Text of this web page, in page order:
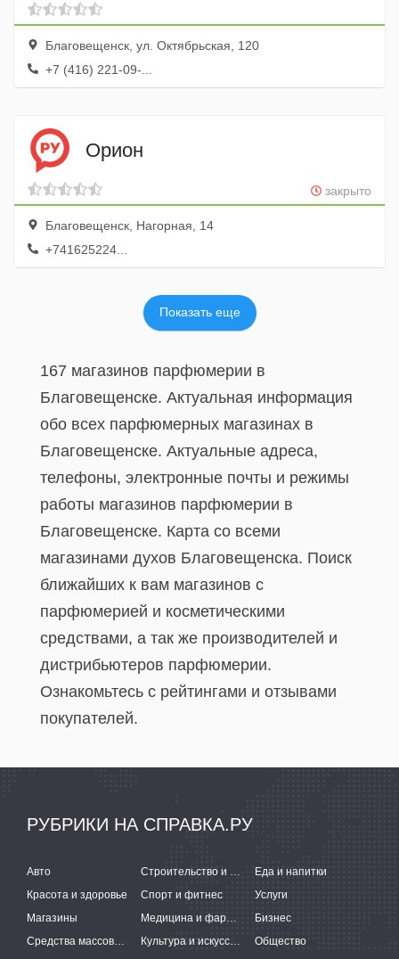
Благовещенск, ул. Октябрьская, 120
+7 (416) 221-09-...
Орион
закрыто
Благовещенск, Нагорная, 14
+741625224...
Показать еще
167 магазинов парфюмерии в
Благовещенске. Актуальная информация
обо всех парфюмерных магазинах в
Благовещенске. Актуальные адреса,
телефоны, электронные почты и режимы
работы магазинов парфюмерии в
Благовещенске. Карта со всеми
магазинами духов Благовещенска. Поиск
ближайших к вам магазинов с
парфюмерией и косметическими
средствами, а так же производителей и
дистрибьютеров парфюмерии.
Ознакомьтесь с рейтингами и отзывами
покупателей.
РУБРИКИ НА СПРАВКА.РУ
Авто Строительство и ремонт
Еда и напитки
Красота и здоровье
Спорт и фитнес
Услуги
Магазины
Медицина и фармацевтика
Бизнес
Средства массовой информации
Культура и искусство
Общество